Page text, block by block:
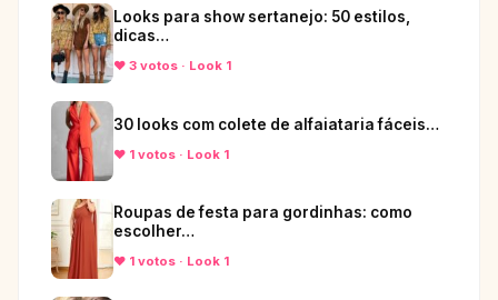
Looks para show sertanejo: 50 estilos,
dicas…
♥ 3 votos · Look 1
30 looks com colete de alfaiataria fáceis…
♥ 1 votos · Look 1
Roupas de festa para gordinhas: como
escolher…
♥ 1 votos · Look 1